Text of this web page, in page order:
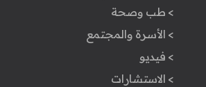
> طب وصحة
> الأسرة والمجتمع
> فيديو
> الاستشارات